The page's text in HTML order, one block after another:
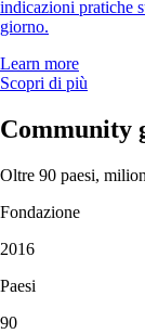
indicazioni pratiche
giorno.
Learn more
Scopri di più
Community
Oltre 90 paesi,
Fondazione
2016
Paesi
90